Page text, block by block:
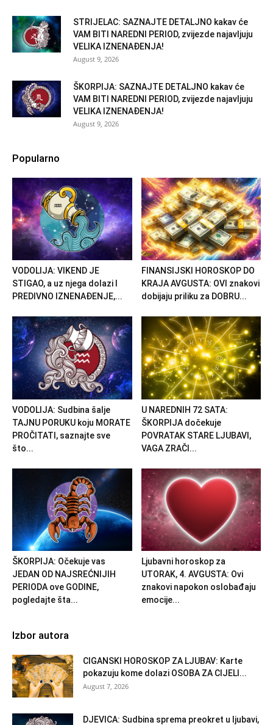
STRIJELAC: SAZNAJTE DETALJNO kakav će
VAM BITI NAREDNI PERIOD, zvijezde najavljuju
VELIKA IZNENAĐENJA!
August 9, 2026
ŠKORPIJA: SAZNAJTE DETALJNO kakav će
VAM BITI NAREDNI PERIOD, zvijezde najavljuju
VELIKA IZNENAĐENJA!
August 9, 2026
Popularno
VODOLIJA: VIKEND JE
STIGAO, a uz njega dolazi I
PREDIVNO IZNENAĐENJE,...
FINANSIJSKI HOROSKOP DO
KRAJA AVGUSTA: OVI znakovi
dobijaju priliku za DOBRU...
VODOLIJA: Sudbina šalje
TAJNU PORUKU koju MORATE
PROČITATI, saznajte sve
što...
U NAREDNIH 72 SATA:
ŠKORPIJA dočekuje
POVRATAK STARE LJUBAVI,
VAGA ZRAČI...
ŠKORPIJA: Očekuje vas
JEDAN OD NAJSREĆNIJIH
PERIODA ove GODINE,
pogledajte šta...
Ljubavni horoskop za
UTORAK, 4. AVGUSTA: Ovi
znakovi napokon oslobađaju
emocije...
Izbor autora
CIGANSKI HOROSKOP ZA LJUBAV: Karte
pokazuju kome dolazi OSOBA ZA CIJELI...
August 7, 2026
DJEVICA: Sudbina sprema preokret u ljubavi,